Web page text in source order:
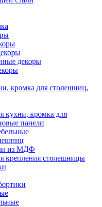
декоры
кромка для столешниц,
кухни, кромка для
панели
из МДФ
крепления столешницы